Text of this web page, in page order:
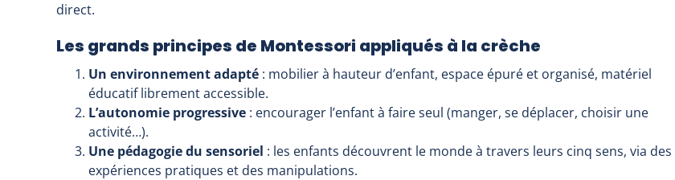
direct.
Les grands principes de Montessori appliqués à la crèche
Un environnement adapté : mobilier à hauteur d’enfant, espace épuré et organisé, matériel
éducatif librement accessible.
L’autonomie progressive : encourager l’enfant à faire seul (manger, se déplacer, choisir une
activité…).
Une pédagogie du sensoriel : les enfants découvrent le monde à travers leurs cinq sens, via des
expériences pratiques et des manipulations.